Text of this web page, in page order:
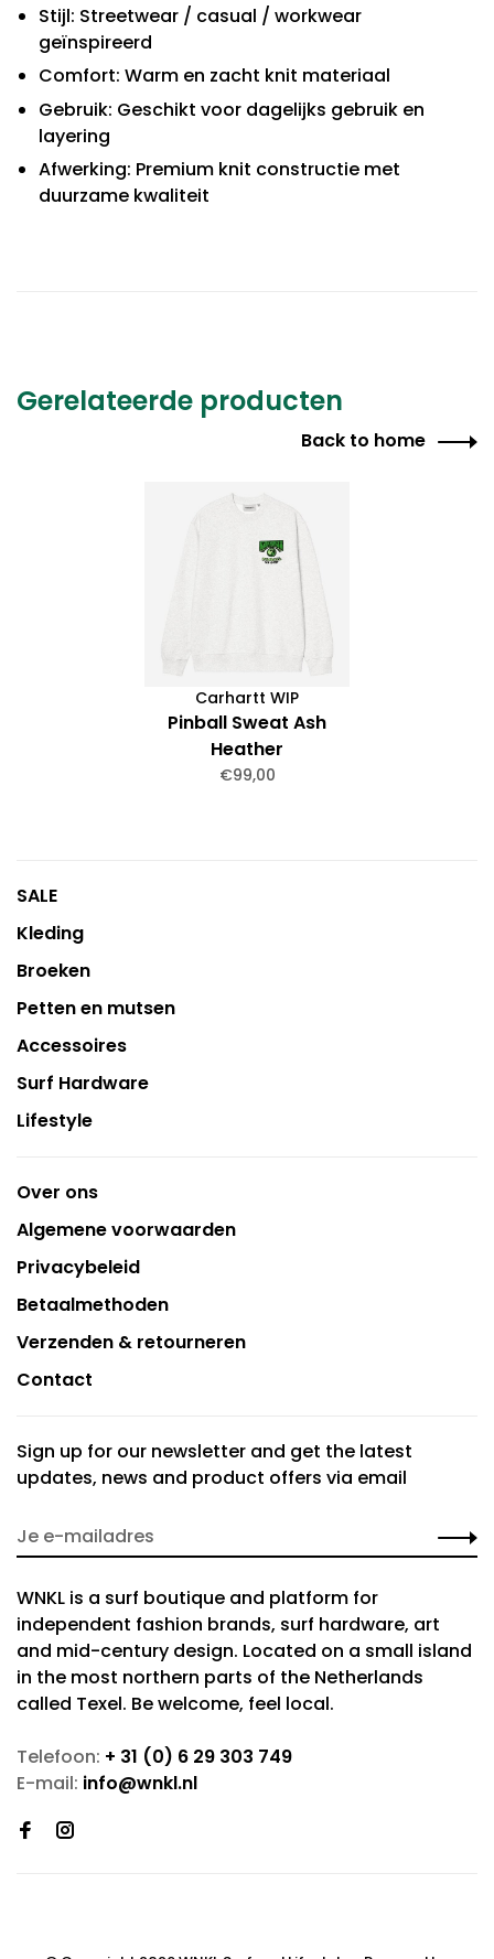
Stijl: Streetwear / casual / workwear
geïnspireerd
Comfort: Warm en zacht knit materiaal
Gebruik: Geschikt voor dagelijks gebruik en
layering
Afwerking: Premium knit constructie met
duurzame kwaliteit
Gerelateerde producten
Back to home
Carhartt WIP
Pinball Sweat Ash
Heather
€99,00
SALE
Kleding
Broeken
Petten en mutsen
Accessoires
Surf Hardware
Lifestyle
Over ons
Algemene voorwaarden
Privacybeleid
Betaalmethoden
Verzenden & retourneren
Contact
Sign up for our newsletter and get the latest
updates, news and product offers via email
WNKL is a surf boutique and platform for
independent fashion brands, surf hardware, art
and mid-century design. Located on a small island
in the most northern parts of the Netherlands
called Texel. Be welcome, feel local.
Telefoon: + 31 (0) 6 29 303 749
E-mail: info@wnkl.nl